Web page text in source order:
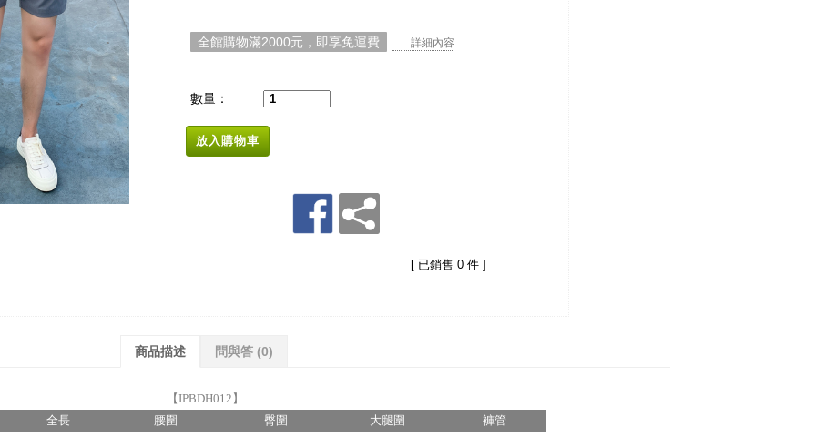
全館購物滿2000元，即享免運費 . . . 詳細內容
數量：
放入購物車
[ 已銷售 0 件 ]
商品描述 問與答 (0)